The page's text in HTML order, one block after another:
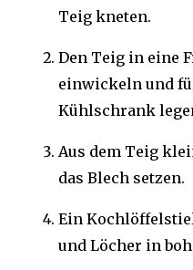
Teig kneten.
Den Teig in eine
einwickeln und
Kühlschrank
Aus dem Teig
das Blech setzen.
Ein
und Löcher in